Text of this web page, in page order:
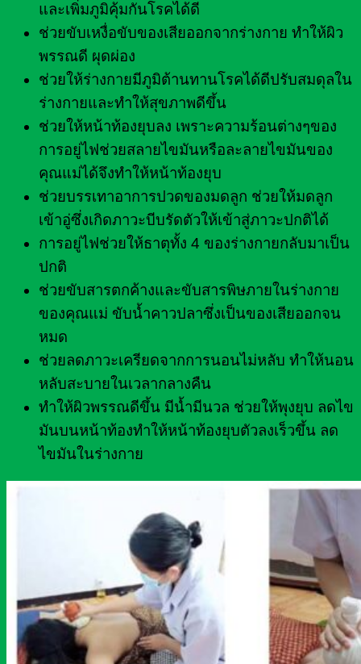
และเพิ่มภูมิคุ้มกันโรคได้ดี
ช่วยขับเหงื่อขับของเสียออกจากร่างกาย ทำให้ผิว
พรรณดี ผุดผ่อง
ช่วยให้ร่างกายมีภูมิต้านทานโรคได้ดีปรับสมดุลใน
ร่างกายและทำให้สุขภาพดีขึ้น
ช่วยให้หน้าท้องยุบลง เพราะความร้อนต่างๆของ
การอยู่ไฟช่วยสลายไขมันหรือละลายไขมันของ
คุณแม่ได้จึงทำให้หน้าท้องยุบ
ช่วยบรรเทาอาการปวดของมดลูก ช่วยให้มดลูก
เข้าอู่ซึ่งเกิดภาวะบีบรัดตัวให้เข้าสู่ภาวะปกติได้
การอยู่ไฟช่วยให้ธาตุทั้ง 4 ของร่างกายกลับมาเป็น
ปกติ
ช่วยขับสารตกค้างและขับสารพิษภายในร่างกาย
ของคุณแม่ ขับน้ำคาวปลาซึ่งเป็นของเสียออกจน
หมด
ช่วยลดภาวะเครียดจากการนอนไม่หลับ ทำให้นอน
หลับสะบายในเวลากลางคืน
ทำให้ผิวพรรณดีขึ้น มีน้ำมีนวล ช่วยให้พุงยุบ ลดไข
มันบนหน้าท้องทำให้หน้าท้องยุบตัวลงเร็วขึ้น ลด
ไขมันในร่างกาย